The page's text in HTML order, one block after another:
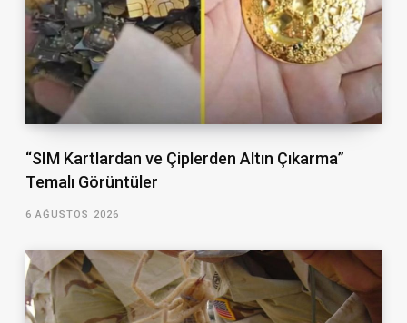
“SIM Kartlardan ve Çiplerden Altın Çıkarma”
Temalı Görüntüler
6 AĞUSTOS 2026